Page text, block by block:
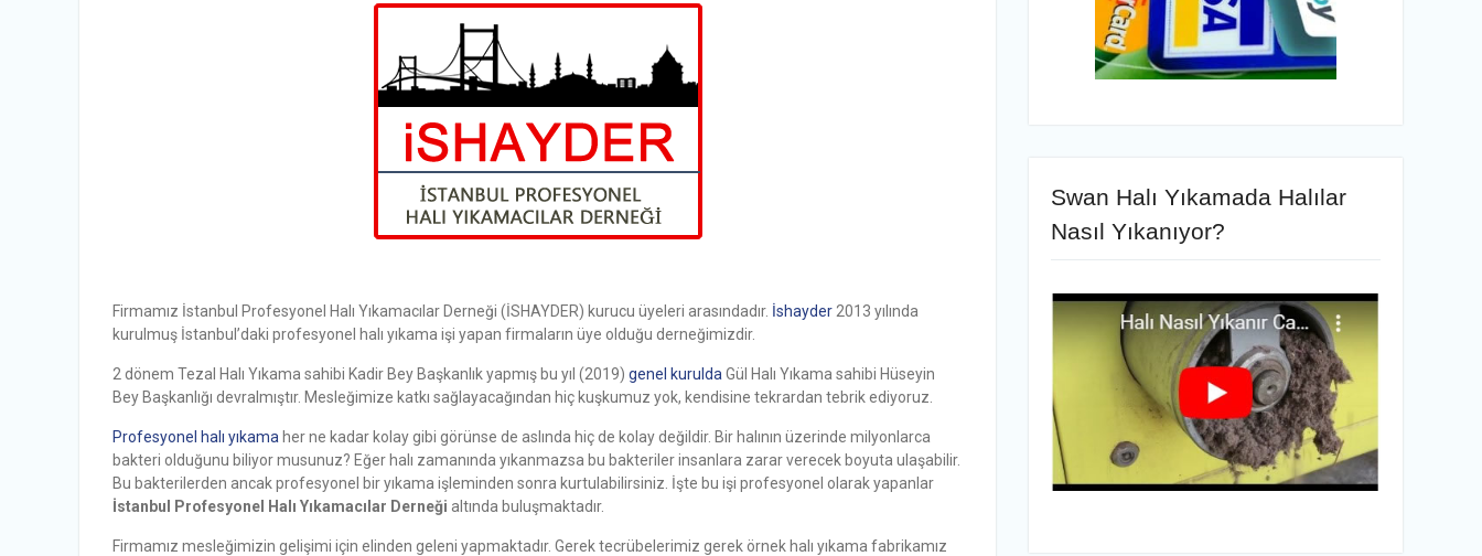
Firmamız İstanbul Profesyonel Halı Yıkamacılar Derneği (İSHAYDER) kurucu üyeleri arasındadır. İshayder 2013 yılında
kurulmuş İstanbul’daki profesyonel halı yıkama işi yapan firmaların üye olduğu derneğimizdir.
2 dönem Tezal Halı Yıkama sahibi Kadir Bey Başkanlık yapmış bu yıl (2019) genel kurulda Gül Halı Yıkama sahibi Hüseyin
Bey Başkanlığı devralmıştır. Mesleğimize katkı sağlayacağından hiç kuşkumuz yok, kendisine tekrardan tebrik ediyoruz.
Profesyonel halı yıkama her ne kadar kolay gibi görünse de aslında hiç de kolay değildir. Bir halının üzerinde milyonlarca
bakteri olduğunu biliyor musunuz? Eğer halı zamanında yıkanmazsa bu bakteriler insanlara zarar verecek boyuta ulaşabilir.
Bu bakterilerden ancak profesyonel bir yıkama işleminden sonra kurtulabilirsiniz. İşte bu işi profesyonel olarak yapanlar
İstanbul Profesyonel Halı Yıkamacılar Derneği altında buluşmaktadır.
Firmamız mesleğimizin gelişimi için elinden geleni yapmaktadır. Gerek tecrübelerimiz gerek örnek halı yıkama fabrikamız
Swan Halı Yıkamada Halılar
Nasıl Yıkanıyor?